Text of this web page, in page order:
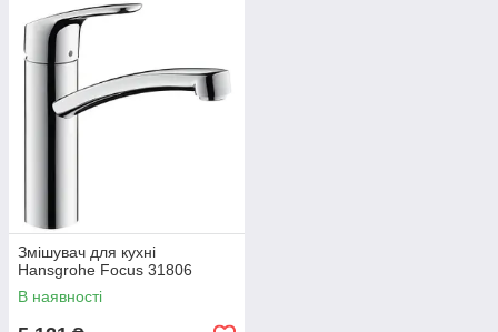
Змішувач для кухні
Hansgrohe Focus 31806
В наявності